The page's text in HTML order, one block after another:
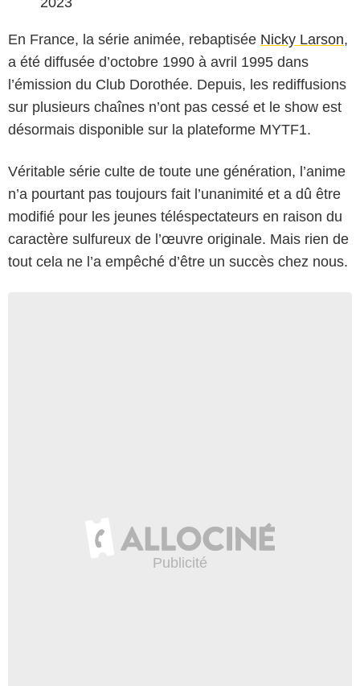
En France, la série animée, rebaptisée Nicky Larson,
a été diffusée d’octobre 1990 à avril 1995 dans
l’émission du Club Dorothée. Depuis, les rediffusions
sur plusieurs chaînes n’ont pas cessé et le show est
désormais disponible sur la plateforme MYTF1.
Véritable série culte de toute une génération, l’anime
n’a pourtant pas toujours fait l’unanimité et a dû être
modifié pour les jeunes téléspectateurs en raison du
caractère sulfureux de l’œuvre originale. Mais rien de
tout cela ne l’a empêché d’être un succès chez nous.